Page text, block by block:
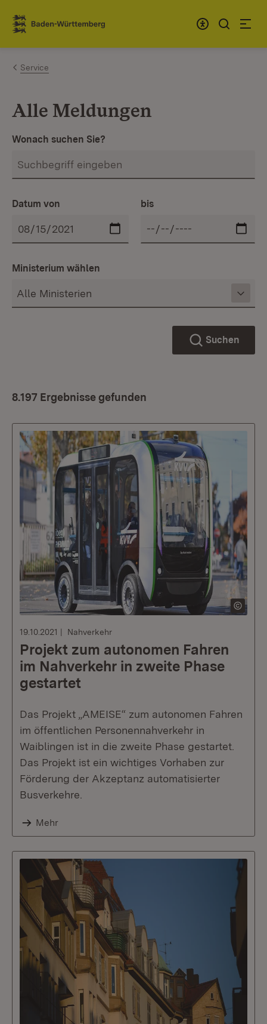
Zum Inhalt springen
Link zur Startseite
Service
Alle Meldungen
Wonach suchen Sie?
Datum von bis
Ministerium wählen
Suchen
8.197 Ergebnisse gefunden
19.10.2021 Nahverkehr
Projekt zum autonomen Fahren
im Nahverkehr in zweite Phase
gestartet
Das Projekt „AMEISE“ zum autonomen Fahren
im öffentlichen Personennahverkehr in
Waiblingen ist in die zweite Phase gestartet.
Das Projekt ist ein wichtiges Vorhaben zur
Förderung der Akzeptanz automatisierter
Busverkehre.
Mehr